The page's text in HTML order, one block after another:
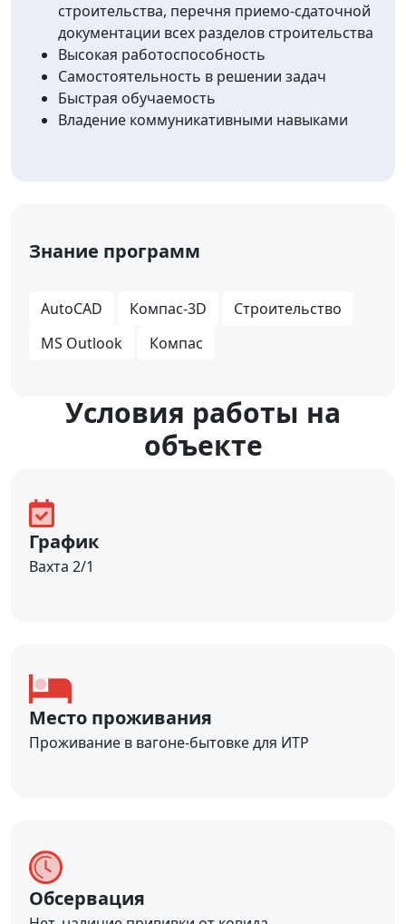
строительства, перечня приемо-сдаточной
документации всех разделов строительства
Высокая работоспособность
Самостоятельность в решении задач
Быстрая обучаемость
Владение коммуникативными навыками
Знание программ
AutoCAD Компас-3D
Строительство
MS Outlook
Компас
Уcловия работы на
объекте
График
Вахта 2/1
Место проживания
Проживание в вагоне-бытовке для ИТР
Обсервация